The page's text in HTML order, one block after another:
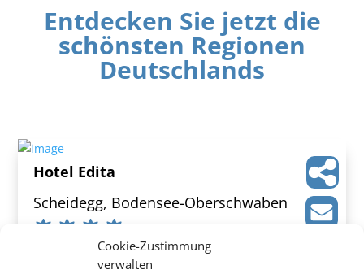
Cookie-Zustimmung
verwalten
Entdecken Sie jetzt die
schönsten Regionen
Deutschlands
Hotel Edita
Scheidegg, Bodensee-Oberschwaben